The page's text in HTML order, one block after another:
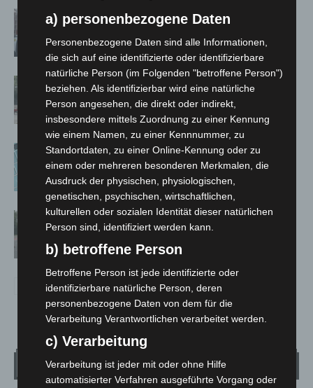
Celle: Mensch stirbt bei Bagger-Unfall
Gasleitung bei McDonald’s-Umbau in
Langenhagen beschädigt
Anklage nach Abschaltung von
„Archetyp Market“ erhoben
Hannover: Polizei stoppt 166
Trunkenheitsfahrten bei
Großkontrolle
Wetter
a) personenbezogene Daten
Personenbezogene Daten sind alle Informationen,
die sich auf eine identifizierte oder identifizierbare
natürliche Person (im Folgenden "betroffene Person")
beziehen. Als identifizierbar wird eine natürliche
Person angesehen, die direkt oder indirekt,
insbesondere mittels Zuordnung zu einer Kennung
wie einem Namen, zu einer Kennnummer, zu
Standortdaten, zu einer Online-Kennung oder zu
einem oder mehreren besonderen Merkmalen, die
Ausdruck der physischen, physiologischen,
genetischen, psychischen, wirtschaftlichen,
kulturellen oder sozialen Identität dieser natürlichen
Person sind, identifiziert werden kann.
b) betroffene Person
Betroffene Person ist jede identifizierte oder
identifizierbare natürliche Person, deren
personenbezogene Daten von dem für die
Verarbeitung Verantwortlichen verarbeitet werden.
c) Verarbeitung
Verarbeitung ist jeder mit oder ohne Hilfe
automatisierter Verfahren ausgeführte Vorgang oder